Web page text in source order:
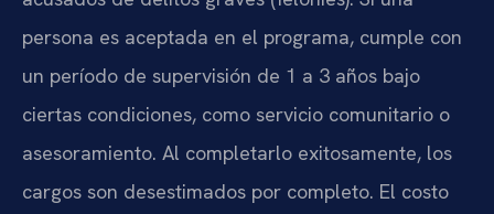
persona es aceptada en el programa, cumple con
un período de supervisión de 1 a 3 años bajo
ciertas condiciones, como servicio comunitario o
asesoramiento. Al completarlo exitosamente, los
cargos son desestimados por completo. El costo